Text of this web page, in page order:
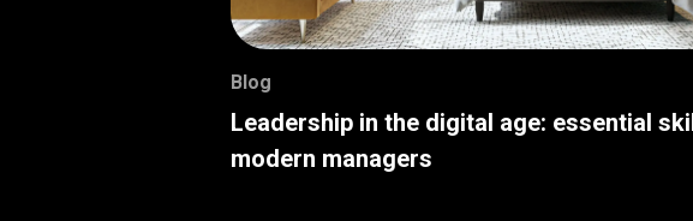
Blog
Leadership in the digital age: essential
modern managers